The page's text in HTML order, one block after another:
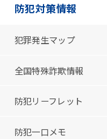
防犯対策情報
犯罪発生マップ
全国特殊詐欺情報
防犯リーフレット
防犯一口メモ